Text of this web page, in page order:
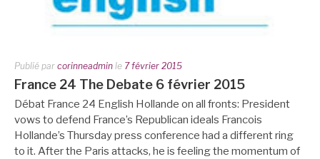
Publié par corinneadmin le 7 février 2015
France 24 The Debate 6 février 2015
Débat France 24 English Hollande on all fronts: President
vows to defend France’s Republican ideals Francois
Hollande’s Thursday press conference had a different ring
to it. After the Paris attacks, he is feeling the momentum of